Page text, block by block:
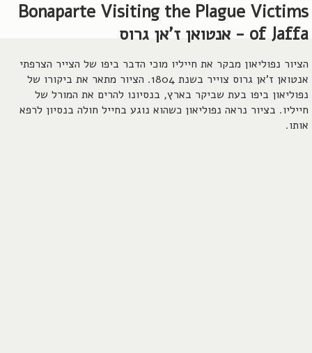
Bonaparte Visiting the Plague Victims
of Jaffa - אנטואן ז'אן גרוס
הציור נפוליאון מבקר את חייליו מוכי הדבר ביפו של הצייר הצרפתי
אנטואן ז'אן גרוס צוייר בשנת 1804. הציור מתאר את ביקורו של
נפוליאון ביפו בעת שביקר בארץ, בנסיונו להרים את המורל של
חייליו. בציור נראה נפוליאון כשהוא נוגע בחייל חולה בנסיון לרפא
אותו.